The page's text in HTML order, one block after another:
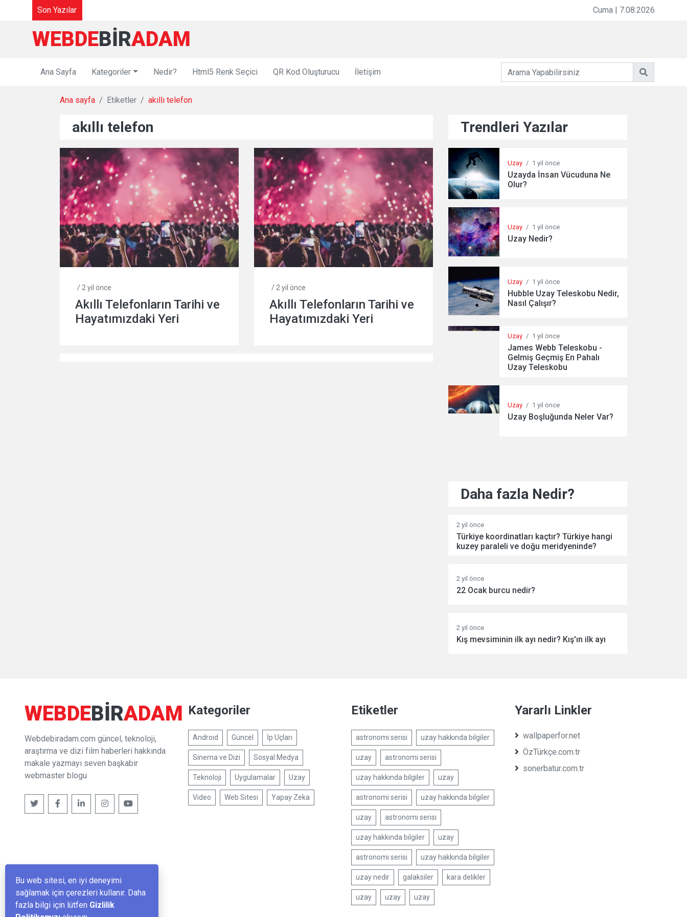
Son Yazılar Cuma | 7.08.2026
WEBDEBIRADAM
Ana Sayfa Kategoriler Nedir? Html5 Renk Seçici QR Kod Oluşturucu İletişim
Ana sayfa Etiketler akıllı telefon
akıllı telefon
/ 2 yil önce
Akıllı Telefonların Tarihi ve
Hayatımızdaki Yeri
/ 2 yil önce
Akıllı Telefonların Tarihi ve
Hayatımızdaki Yeri
Trendleri Yazılar
Uzay / 1 yil önce
Uzayda İnsan Vücuduna Ne
Olur?
Uzay / 1 yil önce
Uzay Nedir?
Uzay / 1 yil önce
Hubble Uzay Teleskobu Nedir,
Nasıl Çalışır?
Uzay / 1 yil önce
James Webb Teleskobu -
Gelmiş Geçmiş En Pahalı
Uzay Teleskobu
Uzay / 1 yil önce
Uzay Boşluğunda Neler Var?
Daha fazla Nedir?
2 yil önce
Türkiye koordinatları kaçtır? Türkiye hangi
kuzey paraleli ve doğu meridyeninde?
2 yil önce
22 Ocak burcu nedir?
2 yil önce
Kış mevsiminin ilk ayı nedir? Kış'ın ilk ayı
WEBDEBIRADAM
Webdebiradam.com güncel, teknoloji,
araştırma ve dizi film haberleri hakkında
makale yazmayı seven başkabir
webmaster blogu
Kategoriler
Android Güncel İp Uçları
Sinema ve Dizi Sosyal Medya
Teknoloji Uygulamalar Uzay
Video Web Sitesi Yapay Zeka
Etiketler
astronomi serisi uzay hakkında bilgiler
uzay astronomi serisi
uzay hakkında bilgiler uzay
astronomi serisi uzay hakkında bilgiler
uzay astronomi serisi
uzay hakkında bilgiler uzay
astronomi serisi uzay hakkında bilgiler
uzay nedir galaksiler kara delikler
uzay uzay uzay
Yararlı Linkler
wallpaperfor.net
ÖzTürkçe.com.tr
sonerbatur.com.tr
Bu web sitesi, en iyi deneyimi
sağlamak için çerezleri kullanır. Daha
fazla bilgi için lütfen Gizlilik